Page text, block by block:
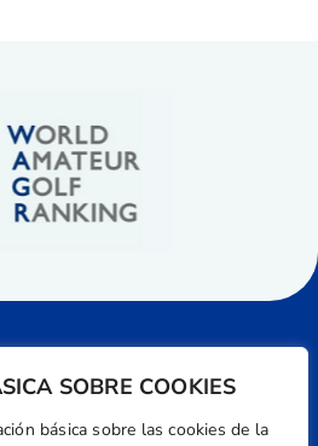
SOBRE COOKIES
básica sobre las cookies de la